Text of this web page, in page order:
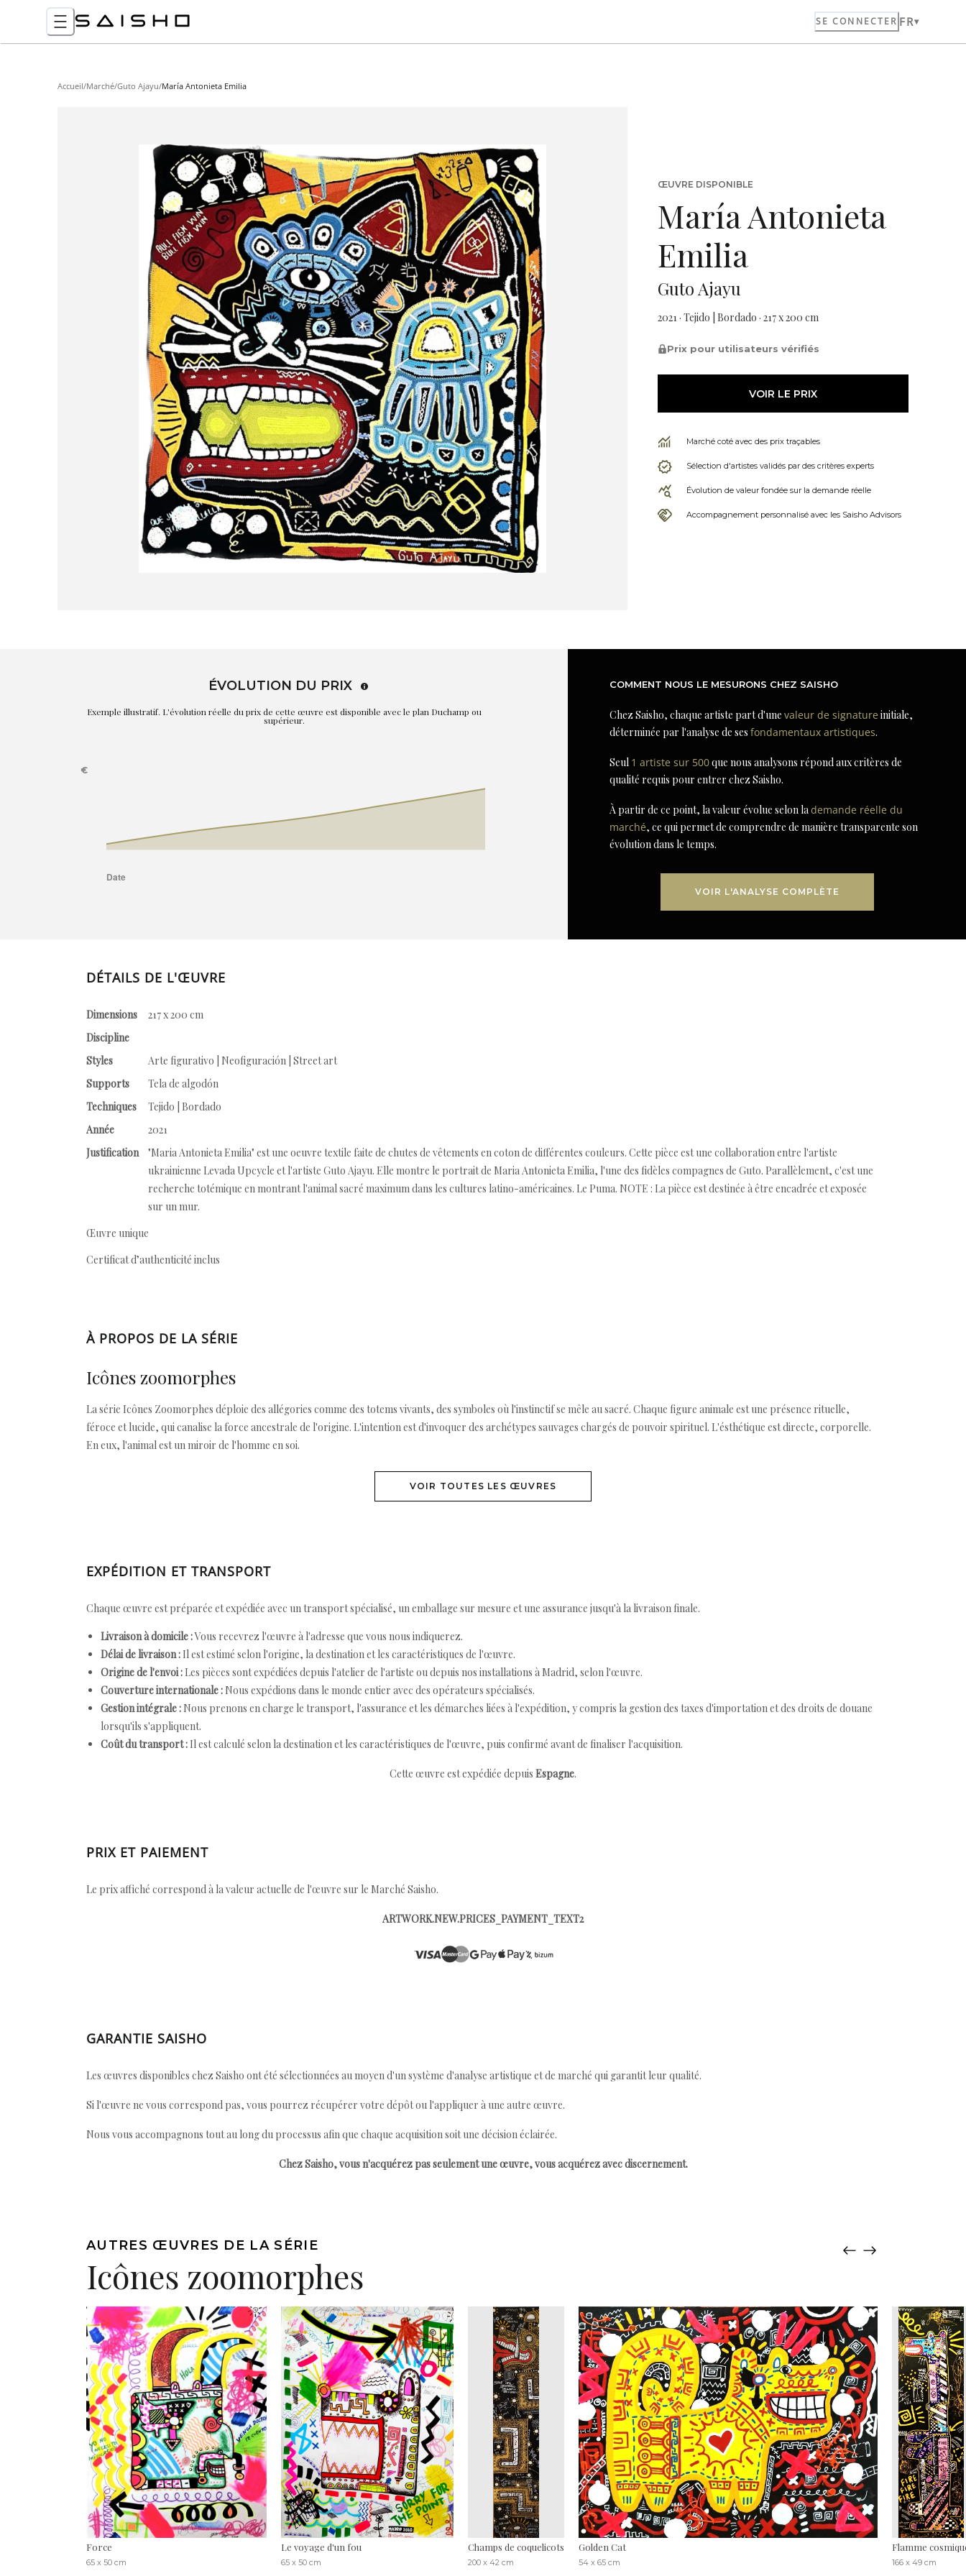
SE CONNECTER FR
Accueil/Marché/Guto Ajayu/María Antonieta Emilia
ŒUVRE DISPONIBLE
María Antonieta
Emilia
Guto Ajayu
2021 · Tejido | Bordado · 217 x 200 cm
Prix pour utilisateurs vérifiés
VOIR LE PRIX
Marché coté avec des prix traçables
Sélection d'artistes validés par des critères experts
Évolution de valeur fondée sur la demande réelle
Accompagnement personnalisé avec les Saisho Advisors
ÉVOLUTION DU PRIX
Exemple illustratif. L'évolution réelle du prix de cette œuvre est disponible avec le plan Duchamp ou
supérieur.
COMMENT NOUS LE MESURONS CHEZ SAISHO
Chez Saisho, chaque artiste part d'unevaleur de signature initiale,
déterminée par l'analyse de sesfondamentaux artistiques.
Seul 1 artiste sur 500que nous analysons répond aux critères de
qualité requis pour entrer chez Saisho.
À partir de ce point, la valeur évolue selon lademande réelle du
marché, ce qui permet de comprendre de manière transparente son
évolution dans le temps.
VOIR L'ANALYSE COMPLÈTE
DÉTAILS DE L'ŒUVRE
Dimensions
217 x 200 cm
Discipline
Styles
Arte figurativo | Neofiguración | Street art
Supports
Tela de algodón
Techniques
Tejido | Bordado
Année
2021
Justification
"Maria Antonieta Emilia" est une oeuvre textile faite de chutes de vêtements en coton de différentes couleurs. Cette pièce est une collaboration entre l'artiste
ukrainienne Levada Upcycle et l'artiste Guto Ajayu. Elle montre le portrait de Maria Antonieta Emilia, l'une des fidèles compagnes de Guto. Parallèlement, c'est une
recherche totémique en montrant l'animal sacré maximum dans les cultures latino-américaines. Le Puma. NOTE : La pièce est destinée à être encadrée et exposée
sur un mur.
Œuvre unique
Certificat d’authenticité inclus
À PROPOS DE LA SÉRIE
Icônes zoomorphes
La série Icônes Zoomorphes déploie des allégories comme des totems vivants, des symboles où l'instinctif se mêle au sacré. Chaque figure animale est une présence rituelle,
féroce et lucide, qui canalise la force ancestrale de l'origine. L'intention est d'invoquer des archétypes sauvages chargés de pouvoir spirituel. L'ésthétique est directe, corporelle.
En eux, l'animal est un miroir de l'homme en soi.
VOIR TOUTES LES ŒUVRES
EXPÉDITION ET TRANSPORT
Chaque œuvre est préparée et expédiée avec un transport spécialisé, un emballage sur mesure et une assurance jusqu'à la livraison finale.
Livraison à domicile :Vous recevrez l'œuvre à l'adresse que vous nous indiquerez.
Délai de livraison : Il est estimé selon l'origine, la destination et les caractéristiques de l'œuvre.
Origine de l'envoi : Les pièces sont expédiées depuis l'atelier de l'artiste ou depuis nos installations à Madrid, selon l'œuvre.
Couverture internationale : Nous expédions dans le monde entier avec des opérateurs spécialisés.
Gestion intégrale : Nous prenons en charge le transport, l'assurance et les démarches liées à l'expédition, y compris la gestion des taxes d'importation et des droits de douane
lorsqu'ils s'appliquent.
Coût du transport : Il est calculé selon la destination et les caractéristiques de l'œuvre, puis confirmé avant de finaliser l'acquisition.
Cette œuvre est expédiée depuis Espagne.
PRIX ET PAIEMENT
Le prix affiché correspond à la valeur actuelle de l'œuvre sur le Marché Saisho.
ARTWORK.NEW.PRICES_PAYMENT_TEXT2
GARANTIE SAISHO
Les œuvres disponibles chez Saisho ont été sélectionnées au moyen d'un système d'analyse artistique et de marché qui garantit leur qualité.
Si l'œuvre ne vous correspond pas, vous pourrez récupérer votre dépôt ou l'appliquer à une autre œuvre.
Nous vous accompagnons tout au long du processus afin que chaque acquisition soit une décision éclairée.
Chez Saisho, vous n'acquérez pas seulement une œuvre, vous acquérez avec discernement.
AUTRES ŒUVRES DE LA SÉRIE
Icônes zoomorphes
Force
65 x 50 cm
Le voyage d'un fou
65 x 50 cm
Champs de coquelicots
200 x 42 cm
Golden Cat
54 x 65 cm
Flamme
166 x 49 cm